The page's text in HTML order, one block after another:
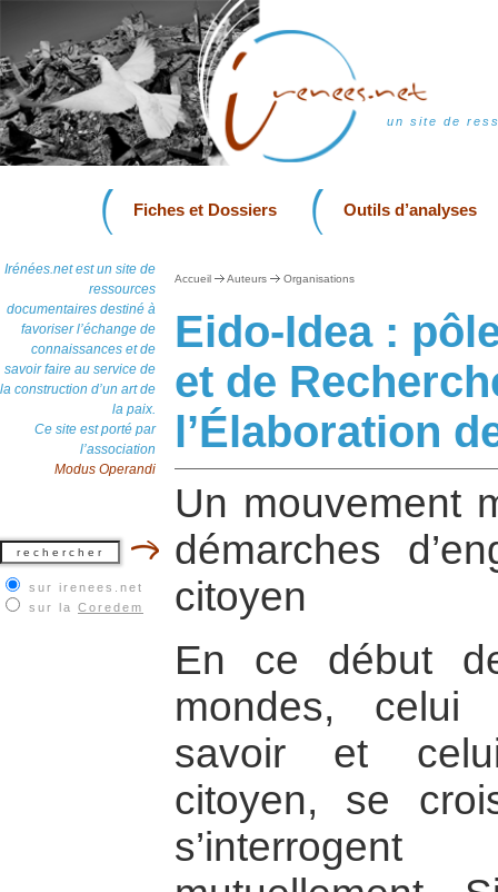
un site de
Fiches et Dossiers Outils d’analyses
Irénées.net est un site de
ressources
documentaires destiné à
favoriser l’échange de
connaissances et de
savoir faire au service de
la construction d’un art de
la paix.
Ce site est porté par
l’association
Modus Operandi
sur irenees.net
sur la Coredem
Accueil Auteurs Organisations
Eido-Idea :
et de
l’Élaboration
Un mouvement
démarches
citoyen
En ce début
mondes, celui
savoir et
citoyen, se